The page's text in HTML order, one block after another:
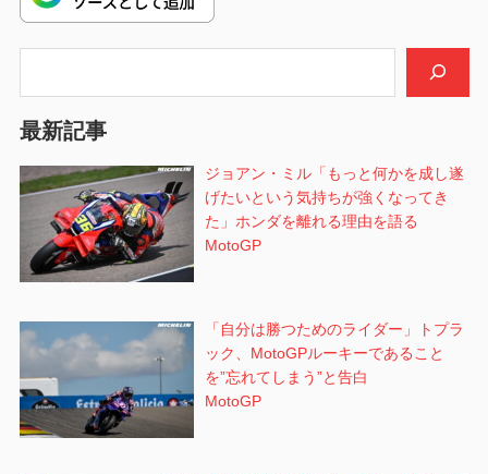
ー
ン
最新記事
ジョアン・ミル「もっと何かを成し遂
げたいという気持ちが強くなってき
た」ホンダを離れる理由を語る
MotoGP
「自分は勝つためのライダー」トプラ
ック、MotoGPルーキーであること
を”忘れてしまう”と告白
MotoGP